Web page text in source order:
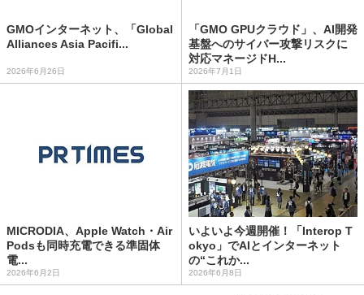
GMOインターネット、「Global
Alliances Asia Pacifi...
2026年6月26日
「GMO GPUクラウド」、AI開発
基盤へのサイバー攻撃リスクに
対応マネージドH...
2026年7月1日
MICRODIA、Apple Watch・Air
Podsも同時充電できる準固体
電...
2026年6月2日
いよいよ今週開催！「Interop T
okyo」でAIとインターネット
の“これか...
2026年6月8日